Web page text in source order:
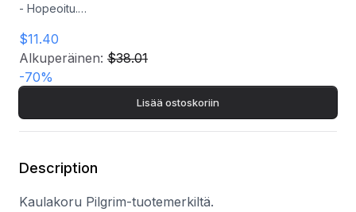
- Hopeoitu.
- Sinkki on luonnollisesti kierrätettävä metalli, joka voidaan
kierrättää monta kertaa ilman, että se menettää
ominaisuuksiaan. Kierrätetty sinkki valmistetaan
metallijätteestä, joka sulatetaan käytettäväksi uusissa
$11.40
Alkuperäinen: $38.01
-70%
Lisää ostoskoriin
Description
Kaulakoru Pilgrim-tuotemerkiltä.